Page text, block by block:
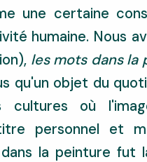
une certaine
humaine. Nous
les mots dans la
qu'un objet du
cultures où
personnel et
la peinture fut